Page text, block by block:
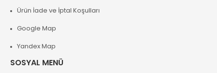
Ürün İade ve İptal Koşulları
Google Map
Yandex Map
SOSYAL MENÜ